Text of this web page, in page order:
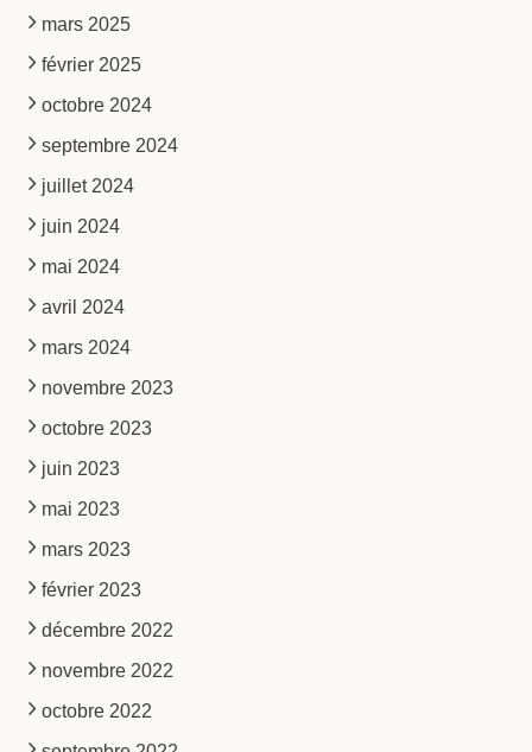
mars 2025
février 2025
octobre 2024
septembre 2024
juillet 2024
juin 2024
mai 2024
avril 2024
mars 2024
novembre 2023
octobre 2023
juin 2023
mai 2023
mars 2023
février 2023
décembre 2022
novembre 2022
octobre 2022